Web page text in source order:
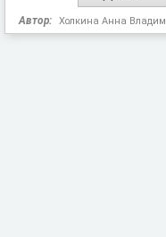
Автор: Холкина Анна